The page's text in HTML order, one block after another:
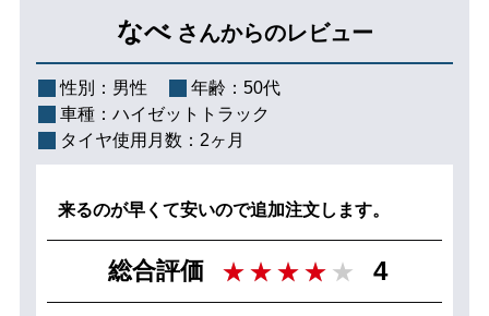
なべ さんからのレビュー
性別： 男性 年齢： 50代
車種： ハイゼットトラック
タイヤ使用月数： 2ヶ月
来るのが早くて安いので追加注文します。
総合評価 4